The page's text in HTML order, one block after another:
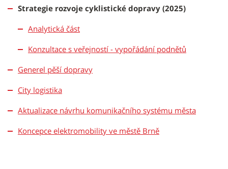
Strategie rozvoje cyklistické dopravy (2025)
Analytická část
Konzultace s veřejností - vypořádání podnětů
Generel pěší dopravy
City logistika
Aktualizace návrhu komunikačního systému města
Koncepce elektromobility ve městě Brně